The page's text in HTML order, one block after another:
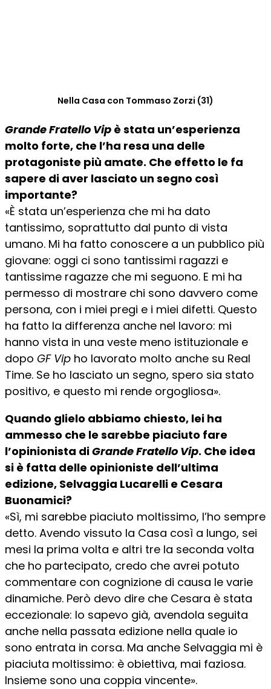
Nella Casa con Tommaso Zorzi (31)
Grande Fratello Vip è stata un’esperienza
molto forte, che l’ha resa una delle
protagoniste più amate. Che effetto le fa
sapere di aver lasciato un segno così
importante?
«È stata un’esperienza che mi ha dato
tantissimo, soprattutto dal punto di vista
umano. Mi ha fatto conoscere a un pubblico più
giovane: oggi ci sono tantissimi ragazzi e
tantissime ragazze che mi seguono. E mi ha
permesso di mostrare chi sono davvero come
persona, con i miei pregi e i miei difetti. Questo
ha fatto la differenza anche nel lavoro: mi
hanno vista in una veste meno istituzionale e
dopo GF Vip ho lavorato molto anche su Real
Time. Se ho lasciato un segno, spero sia stato
positivo, e questo mi rende orgogliosa».
Quando glielo abbiamo chiesto, lei ha
ammesso che le sarebbe piaciuto fare
l’opinionista diGrande Fratello Vip. Che idea
si è fatta delle opinioniste dell’ultima
edizione, Selvaggia Lucarelli e Cesara
Buonamici?
«Sì, mi sarebbe piaciuto moltissimo, l’ho sempre
detto. Avendo vissuto la Casa così a lungo, sei
mesi la prima volta e altri tre la seconda volta
che ho partecipato, credo che avrei potuto
commentare con cognizione di causa le varie
dinamiche. Però devo dire che Cesara è stata
eccezionale: lo sapevo già, avendola seguita
anche nella passata edizione nella quale io
sono entrata in corsa. Ma anche Selvaggia mi è
piaciuta moltissimo: è obiettiva, mai faziosa.
Insieme sono una coppia vincente».